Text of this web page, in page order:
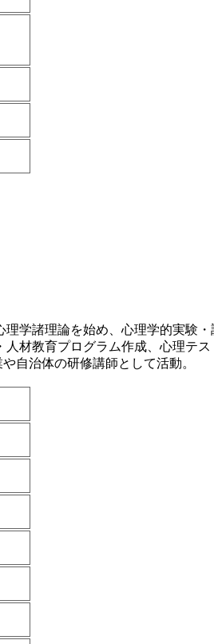
諸理論を始め、心理学的実験・
材教育プログラム作成、心理テ
自治体の研修講師として活動。